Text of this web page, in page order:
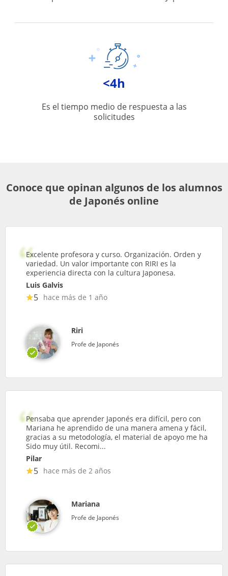
<4h
Es el tiempo medio de respuesta a las
solicitudes
Conoce que opinan algunos de los alumnos
de Japonés online
Excelente profesora y curso. Organización. Orden y
variedad. Un valor importante con RIRI es la
experiencia directa con la cultura Japonesa.
Luis Galvis
5 hace más de 1 año
Riri
Profe de Japonés
Pensaba que aprender Japonés era difícil, pero con
Mariana he aprendido de una manera amena y fácil,
gracias a su metodología, el material de apoyo me ha
Sido muy útil. Recomi...
Pilar
5 hace más de 2 años
Mariana
Profe de Japonés